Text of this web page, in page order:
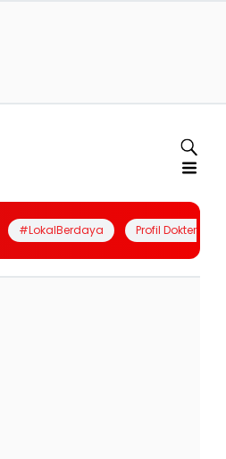
#LokalBerdaya Profil Dokter